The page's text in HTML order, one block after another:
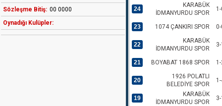
Sözleşme Bitiş: 00 0000
Oynadığı Kulüpler:
24
KARABÜK
İDMANYURDU SPOR
23 1074 ÇANKIRI SPOR
22
KARABÜK
İDMANYURDU SPOR
21 BOYABAT 1868 SPOR
20
1926 POLATLI
BELEDİYE SPOR
19
KARABÜK
İDMANYURDU SPOR